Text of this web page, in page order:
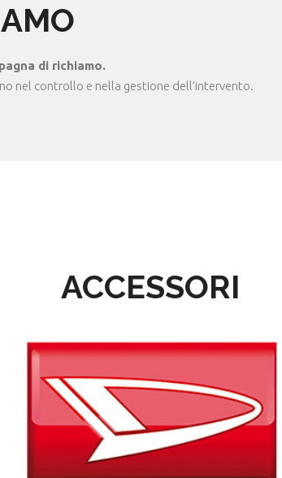
di richiamo.
nel controllo e nella gestione dell’intervento.
ACCESSORI